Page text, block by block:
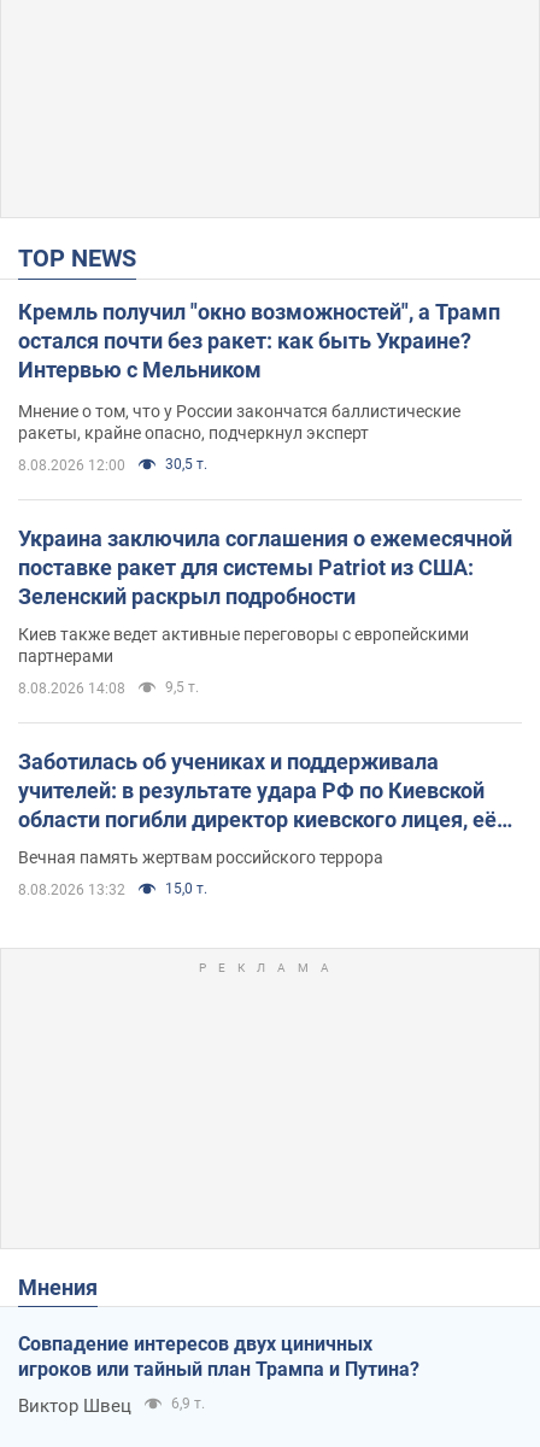
TOP NEWS
Кремль получил "окно возможностей", а Трамп
остался почти без ракет: как быть Украине?
Интервью с Мельником
Мнение о том, что у России закончатся баллистические
ракеты, крайне опасно, подчеркнул эксперт
8.08.2026 12:00 30,5 т.
Украина заключила соглашения о ежемесячной
поставке ракет для системы Patriot из США:
Зеленский раскрыл подробности
Киев также ведет активные переговоры с европейскими
партнерами
8.08.2026 14:08 9,5 т.
Заботилась об учениках и поддерживала
учителей: в результате удара РФ по Киевской
области погибли директор киевского лицея, её
муж и внук
Вечная память жертвам российского террора
8.08.2026 13:32 15,0 т.
Мнения
Совпадение интересов двух циничных
игроков или тайный план Трампа и Путина?
Виктор Швец 6,9 т.